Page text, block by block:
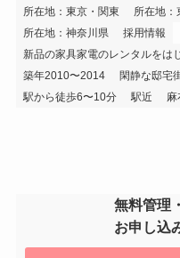
所在地：東京・関東
所在地：
所在地：神奈川県
採用情報
新品の家具家電のレンタルをは
築年2010〜2014
閑静な邸宅
駅から徒歩6〜10分
駅近 麻
無料管理
お申し込